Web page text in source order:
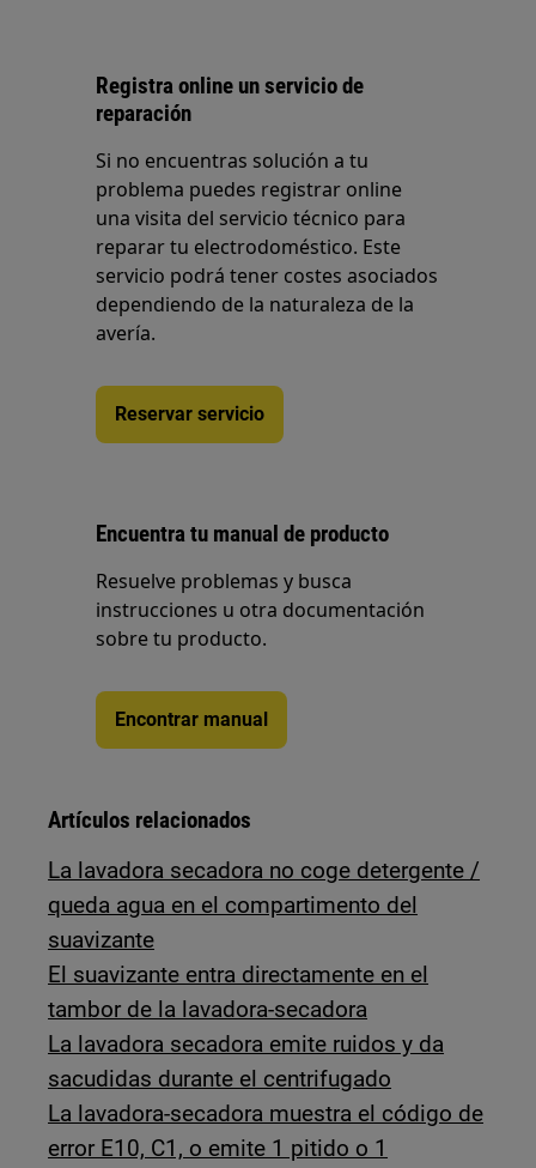
Registra online un servicio de
reparación
Si no encuentras solución a tu
problema puedes registrar online
una visita del servicio técnico para
reparar tu electrodoméstico. Este
servicio podrá tener costes asociados
dependiendo de la naturaleza de la
avería.
Reservar servicio
Encuentra tu manual de producto
Resuelve problemas y busca
instrucciones u otra documentación
sobre tu producto.
Encontrar manual
Artículos relacionados
La lavadora secadora no coge detergente /
queda agua en el compartimento del
suavizante
El suavizante entra directamente en el
tambor de la lavadora-secadora
La lavadora secadora emite ruidos y da
sacudidas durante el centrifugado
La lavadora-secadora muestra el código de
error E10, C1, o emite 1 pitido o 1